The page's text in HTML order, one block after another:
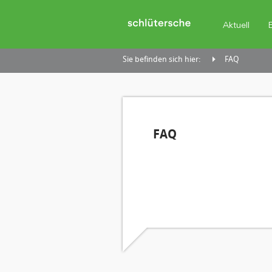
Aktuell
Sie befinden sich hier: FAQ
FAQ